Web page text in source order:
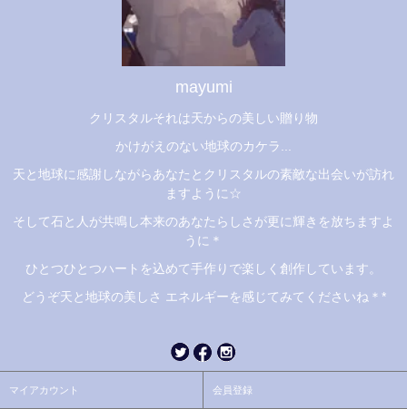
mayumi
クリスタルそれは天からの美しい贈り物
かけがえのない地球のカケラ...
天と地球に感謝しながらあなたとクリスタルの素敵な出会いが訪れ
ますように☆
そして石と人が共鳴し本来のあなたらしさが更に輝きを放ちますよ
うに＊
ひとつひとつハートを込めて手作りで楽しく創作しています。
どうぞ天と地球の美しさ エネルギーを感じてみてくださいね＊*
マイアカウント 会員登録